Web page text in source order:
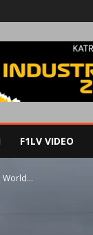
F1LV VIDEO
World...